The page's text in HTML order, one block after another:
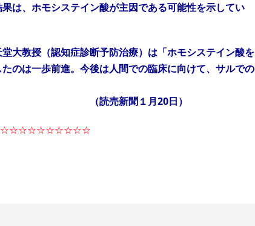
は、ホモシステイン酸が主因である可能性を示してい
大教授（認知症診断予防治療）は「ホモシステイン酸を
のは一歩前進。今後は人間での臨床に向けて、サルでの
月20日）